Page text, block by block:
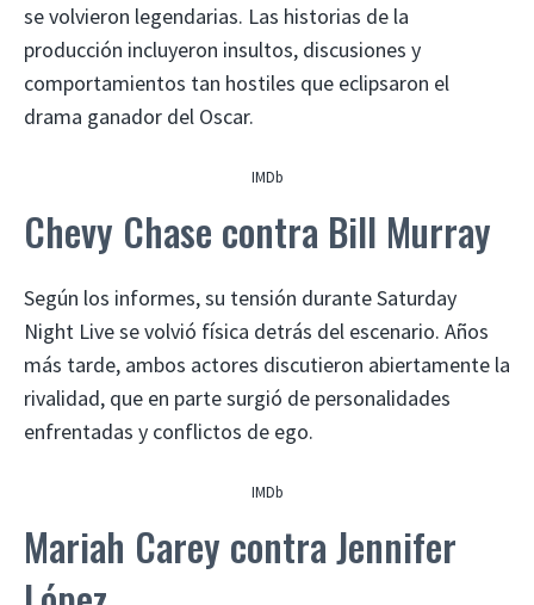
se volvieron legendarias. Las historias de la
producción incluyeron insultos, discusiones y
comportamientos tan hostiles que eclipsaron el
drama ganador del Oscar.
IMDb
Chevy Chase contra Bill Murray
Según los informes, su tensión durante Saturday
Night Live se volvió física detrás del escenario. Años
más tarde, ambos actores discutieron abiertamente la
rivalidad, que en parte surgió de personalidades
enfrentadas y conflictos de ego.
IMDb
Mariah Carey contra Jennifer